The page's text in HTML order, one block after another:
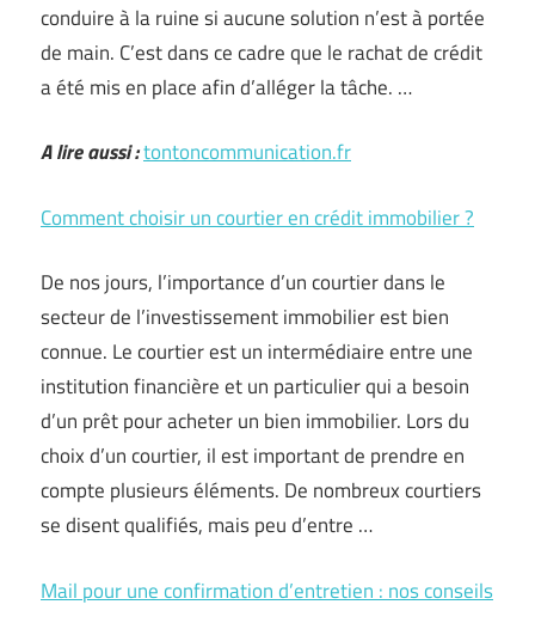
conduire à la ruine si aucune solution n’est à portée
de main. C’est dans ce cadre que le rachat de crédit
a été mis en place afin d’alléger la tâche. …
A lire aussi :tontoncommunication.fr
Comment choisir un courtier en crédit immobilier ?
De nos jours, l’importance d’un courtier dans le
secteur de l’investissement immobilier est bien
connue. Le courtier est un intermédiaire entre une
institution financière et un particulier qui a besoin
d’un prêt pour acheter un bien immobilier. Lors du
choix d’un courtier, il est important de prendre en
compte plusieurs éléments. De nombreux courtiers
se disent qualifiés, mais peu d’entre …
Mail pour une confirmation d’entretien : nos conseils